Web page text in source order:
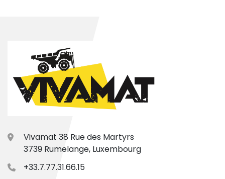
Vivamat 38 Rue des Martyrs
3739 Rumelange, Luxembourg
+33.7.77.31.66.15